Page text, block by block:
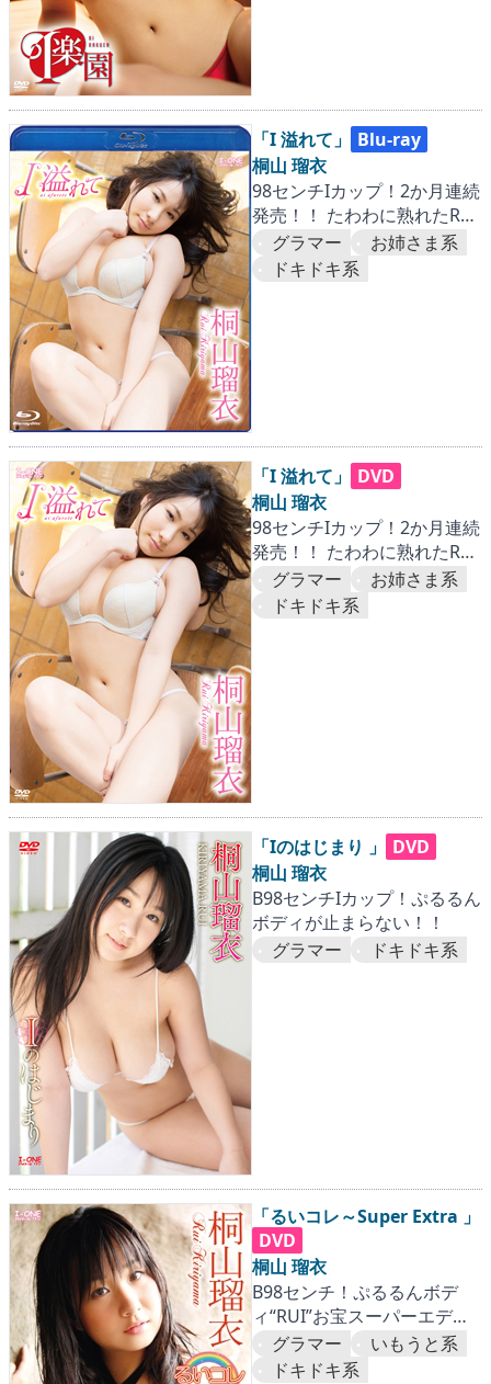
「I 溢れて」
Blu-ray
桐山 瑠衣
98センチIカップ！2か月連続
発売！！ たわわに熟れたRUI
にとことん迫った第一弾。
『国内篇』
グラマー
お姉さま系
ドキドキ系
「I 溢れて」
DVD
桐山 瑠衣
98センチIカップ！2か月連続
発売！！ たわわに熟れたRUI
にとことん迫った第一弾。
『国内篇』
グラマー
お姉さま系
ドキドキ系
「Iのはじまり 」
DVD
桐山 瑠衣
B98センチIカップ！ぷるるん
ボディが止まらない！！
グラマー
ドキドキ系
「るいコレ～Super Extra 」
DVD
桐山 瑠衣
B98センチ！ぷるるんボデ
ィ“RUI”お宝スーパーエディ
ション！
グラマー
いもうと系
ドキドキ系